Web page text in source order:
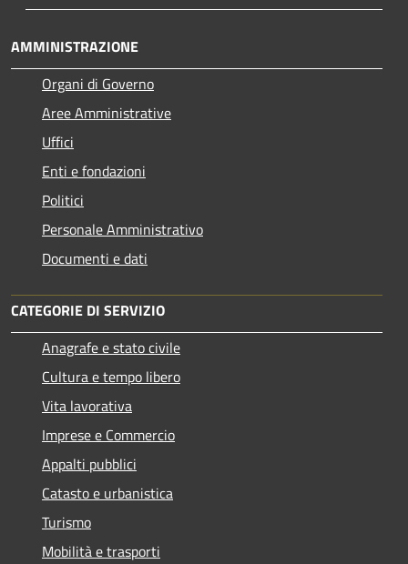
AMMINISTRAZIONE
Organi di Governo
Aree Amministrative
Uffici
Enti e fondazioni
Politici
Personale Amministrativo
Documenti e dati
CATEGORIE DI SERVIZIO
Anagrafe e stato civile
Cultura e tempo libero
Vita lavorativa
Imprese e Commercio
Appalti pubblici
Catasto e urbanistica
Turismo
Mobilità e trasporti